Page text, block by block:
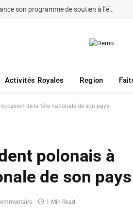
La Fondation Bayt Mal Al-Quds lance son programme de soutien à l’éducation à Jérusalem pour 2026
Activités Royales Region
de la fête nationale de son pays
polonais à
de son pays
1 Min Read